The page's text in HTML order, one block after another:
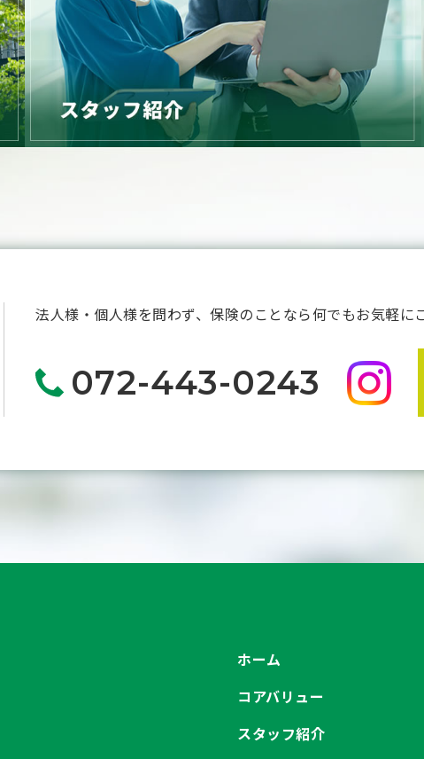
法人様・個人様を問わず、保険のことなら何でもお気軽に
072-443-0243
ホーム
コアバリュー
スタッフ紹介